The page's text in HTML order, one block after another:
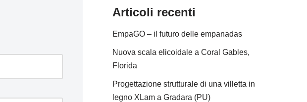
Articoli recenti
EmpaGO – il futuro delle empanadas
Nuova scala elicoidale a Coral Gables,
Florida
Progettazione strutturale di una villetta in
legno XLam a Gradara (PU)